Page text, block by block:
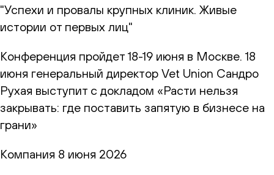
"Успехи и провалы крупных клиник. Живые
истории от первых лиц"
Конференция пройдет 18-19 июня в Москве. 18
июня генеральный директор Vet Union Сандро
Рухая выступит с докладом «Расти нельзя
закрывать: где поставить запятую в бизнесе на
грани»
Компания 8 июня 2026